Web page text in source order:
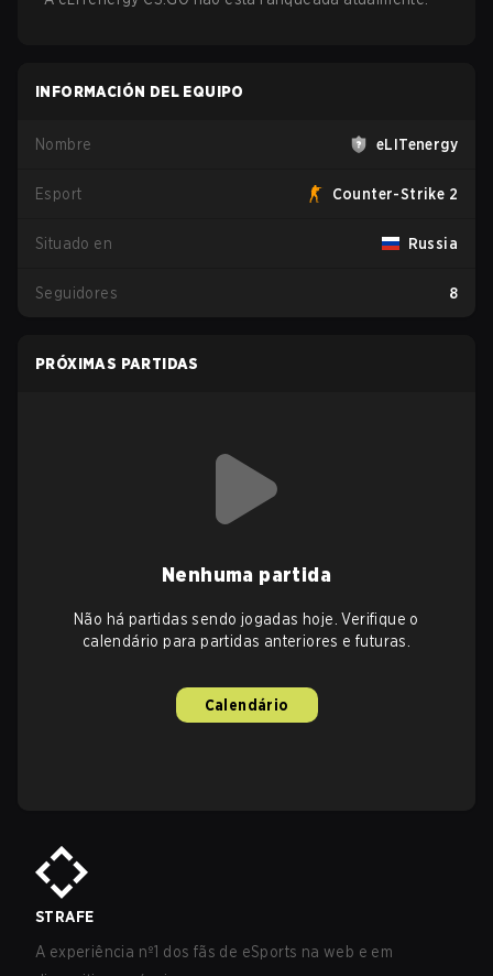
INFORMACIÓN DEL EQUIPO
Nombre eLITenergy
Esport Counter-Strike 2
Situado en Russia
Seguidores 8
PRÓXIMAS PARTIDAS
Nenhuma partida
Não há partidas sendo jogadas hoje. Verifique o
calendário para partidas anteriores e futuras.
Calendário
STRAFE
A experiência nº1 dos fãs de eSports na web e em